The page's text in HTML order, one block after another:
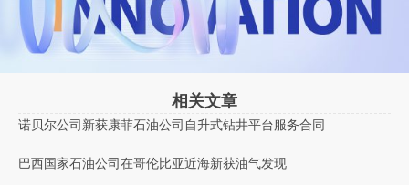
相关文章
诺贝尔公司新获康菲石油公司自升式钻井平台服务合同
巴西国家石油公司在哥伦比亚近海新获油气发现